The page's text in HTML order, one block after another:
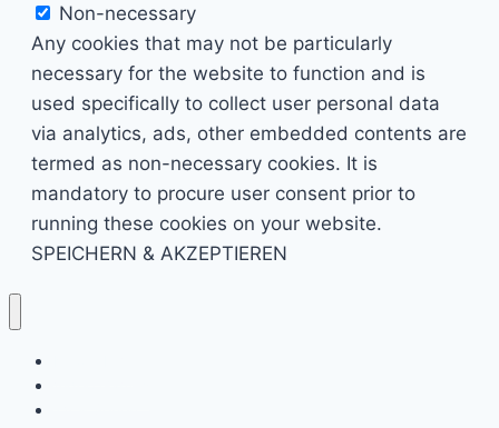
Non-necessary
Any cookies that may not be particularly
necessary for the website to function and is
used specifically to collect user personal data
via analytics, ads, other embedded contents are
termed as non-necessary cookies. It is
mandatory to procure user consent prior to
running these cookies on your website.
SPEICHERN & AKZEPTIEREN